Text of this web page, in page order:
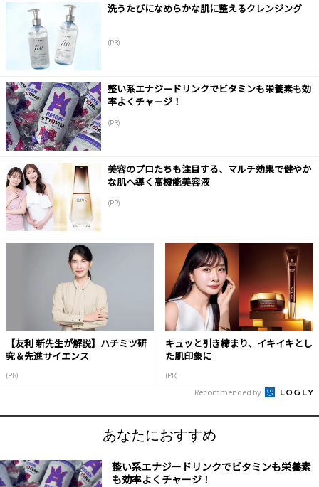
洗うたびになめらかな肌に整えるクレンジング
(PR)
整い系エナジードリンクでビタミンも栄養素も効
率よくチャージ！
(PR)
美容のプロたちも注目する、マルチ効果で健やか
な肌へ導く高機能美容液
(PR)
【友利 新先生が解説】ハチミツ研
究＆先進サイエンス
(PR)
キュッと引き締まり、イキイキとし
た肌印象に
(PR)
Recommended by
あなたにおすすめ
整い系エナジードリンクでビタミンも栄養素
も効率よくチャージ！